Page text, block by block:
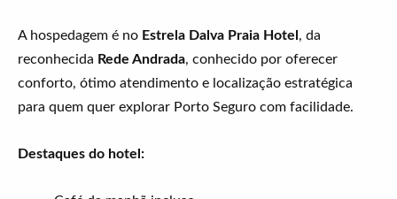
A hospedagem é no Estrela Dalva Praia Hotel , da
reconhecida Rede Andrada, conhecido por oferecer
conforto, ótimo atendimento e localização estratégica
para quem quer explorar Porto Seguro com facilidade.
Destaques do hotel: